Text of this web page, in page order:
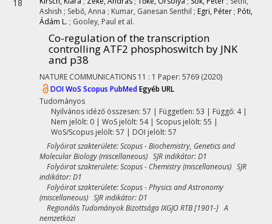
18
Ashish ; Sebő, Anna ; Kumar, Ganesan Senthil ; Egri, Péter ; Póti,
Ádám L. ; Gooley, Paul et al.
Co-regulation of the transcription
controlling ATF2 phosphoswitch by JNK
and p38
NATURE COMMUNICATIONS 11 : 1 Paper: 5769 (2020)
DOIWoS Scopus PubMedEgyéb URL
Tudományos
Nyilvános idéző összesen: 57 | Független: 53 | Függő: 4 |
Nem jelölt: 0 | WoS jelölt: 54 | Scopus jelölt: 55 |
WoS/Scopus jelölt: 57 | DOI jelölt: 57
Folyóirat szakterülete: Scopus - Biochemistry, Genetics and
Molecular Biology (miscellaneous) SJR indikátor: D1
Folyóirat szakterülete: Scopus - Chemistry (miscellaneous) SJR
indikátor: D1
Folyóirat szakterülete: Scopus - Physics and Astronomy
(miscellaneous) SJR indikátor: D1
Regionális Tudományok Bizottsága IXGJO RTB [1901-] A
nemzetközi